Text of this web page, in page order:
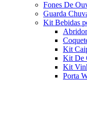
Fones De
Guarda
Kit Bebidas
Kit
Kit De
Kit
Porta